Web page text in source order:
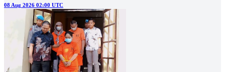
08 Aug 2026 02:00 UTC